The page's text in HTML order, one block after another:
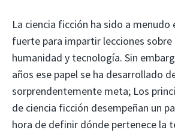
La ciencia ficción ha sido a menudo
fuerte para impartir lecciones
humanidad y tecnología. Sin
años ese papel se ha desarrollado
sorprendentemente meta; Los
de ciencia ficción desempeñan un
hora de definir dónde pertenece la